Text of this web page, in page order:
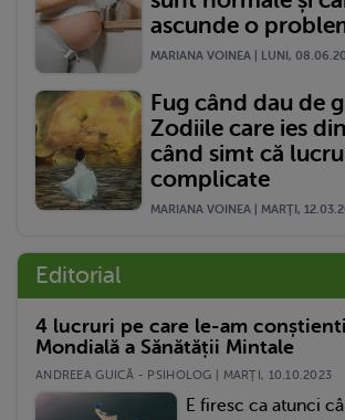
ascunde o
MARIANA VOINEA | LUNI,
Fug când dau de
Zodiile care ies
când simt că
complicate
MARIANA VOINEA | MARŢI,
Editorial
4 lucruri pe care le-am
Mondială a Sănătății Mintale
ANDREEA GUICĂ - PSIHOLOG | MARŢI, 10.10.2023
E firesc ca atunci